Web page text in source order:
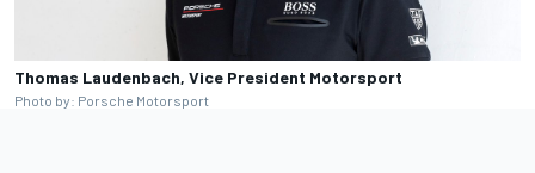
Thomas Laudenbach, Vice President Motorsport
Photo by: Porsche Motorsport